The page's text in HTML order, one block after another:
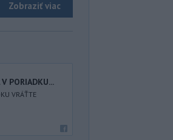
Zobraziť viac
PORIADKU...
VRÁŤTE